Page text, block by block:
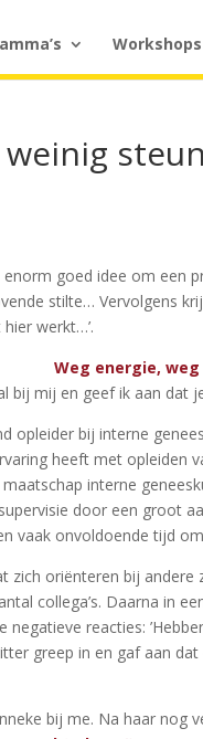
Workshops
goed idee om een
stilte… Vervolgens
werkt…’.
Weg energie, weg
bij mij en geef ik aan dat
opleider bij interne
heeft met opleiden
interne
door een groot
vaak onvoldoende tijd
zich oriënteren bij
collega’s. Daarna in
negatieve reacties:
greep in en gaf aan
bij me. Na haar nog